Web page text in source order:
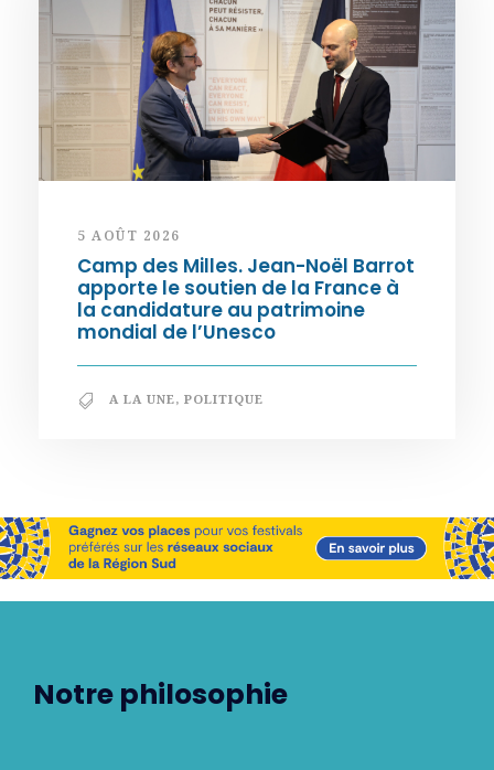
5 AOÛT 2026
Camp des Milles. Jean-Noël Barrot
apporte le soutien de la France à
la candidature au patrimoine
mondial de l’Unesco
A LA UNE, POLITIQUE
Notre philosophie